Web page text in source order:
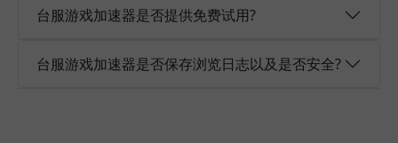
台服游戏加速器是否提供免费试用?
台服游戏加速器是否保存浏览日志以及是否安全?